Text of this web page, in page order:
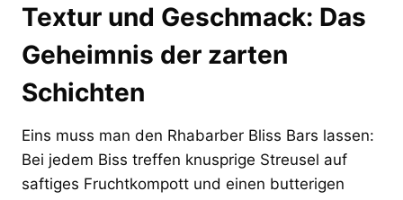
Textur und Geschmack: Das
Geheimnis der zarten
Schichten
Eins muss man den Rhabarber Bliss Bars lassen:
Bei jedem Biss treffen knusprige Streusel auf
saftiges Fruchtkompott und einen butterigen